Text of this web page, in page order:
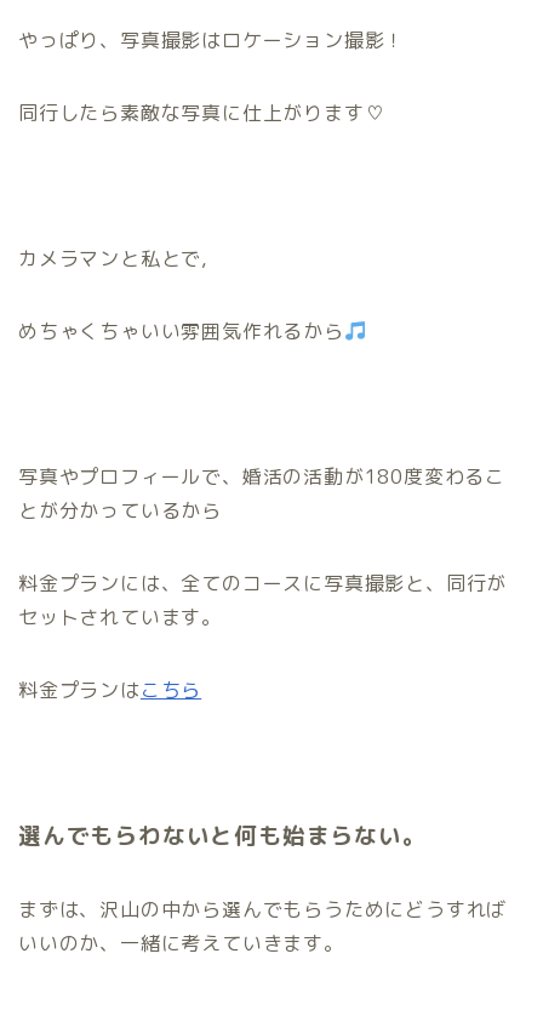
やっぱり、写真撮影はロケーション撮影！
同行したら素敵な写真に仕上がります♡
カメラマンと私とで,
めちゃくちゃいい雰囲気作れるから
写真やプロフィールで、婚活の活動が180度変わるこ
とが分かっているから
料金プランには、全てのコースに写真撮影と、同行が
セットされています。
料金プランはこちら
選んでもらわないと何も始まらない。
まずは、沢山の中から選んでもらうためにどうすれば
いいのか、一緒に考えていきます。